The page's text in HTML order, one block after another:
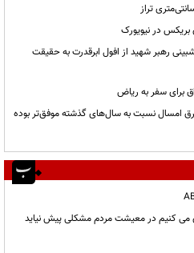
در نیویورک
رهبر شهید از افول ابرقدرت به حقیقت
برای سفر به ریاض
امسال نسبت به سال‌های گذشته موفق‌تر بوده
می کنیم در معیشت مردم مشکلی پیش نیاید